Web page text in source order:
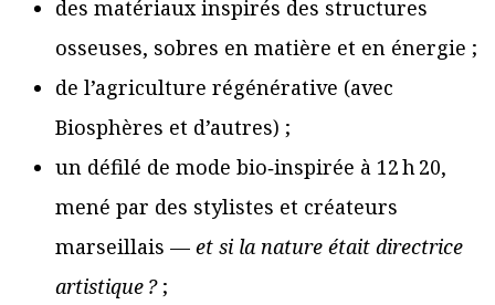
des matériaux inspirés des structures
osseuses, sobres en matière et en énergie ;
de l’agriculture régénérative (avec
Biosphères et d’autres) ;
un défilé de mode bio‑inspirée à 12 h 20,
mené par des stylistes et créateurs
marseillais — et si la nature était directrice
artistique ?;